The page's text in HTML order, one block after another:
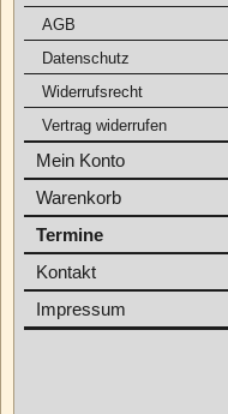
AGB
Datenschutz
Widerrufsrecht
Vertrag widerrufen
Mein Konto
Warenkorb
Termine
Kontakt
Impressum